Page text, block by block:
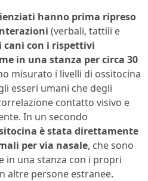
hanno prima ripreso
(verbali, tattili e
con i rispettivi
in una stanza per circa 30
misurato i livelli di ossitocina
esseri umani che degli
contatto visivo e
In un secondo
è stata direttamente
per via nasale, che sono
in una stanza con i propri
altre persone estranee.